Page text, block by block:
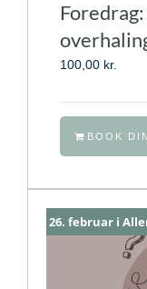
100,00 kr.
BOOK
26. februar i